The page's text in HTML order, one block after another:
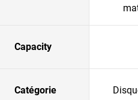
Capacity
Catégorie